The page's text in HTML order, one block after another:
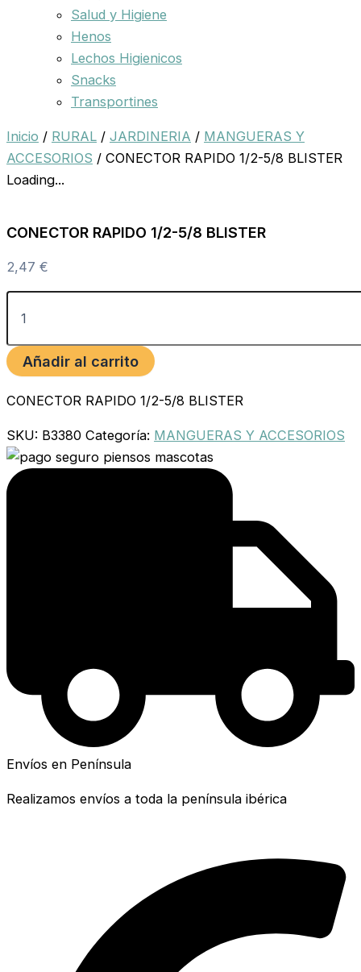
Salud y Higiene
Henos
Lechos Higienicos
Snacks
Transportines
Inicio / RURAL / JARDINERIA / MANGUERAS Y
ACCESORIOS / CONECTOR RAPIDO 1/2-5/8 BLISTER
Loading...
CONECTOR RAPIDO 1/2-5/8 BLISTER
2,47 €
Añadir al carrito
CONECTOR RAPIDO 1/2-5/8 BLISTER
SKU: B3380 Categoría: MANGUERAS Y ACCESORIOS
Envíos en Península
Realizamos envíos a toda la península ibérica